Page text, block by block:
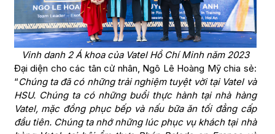
Vinh danh 2 Á khoa của Vatel Hồ Chí Minh năm 2023
Đại diện cho các tân cử nhân, Ngô Lê Hoàng Mỹ chia sẻ:
“Chúng ta đã có những trải nghiệm tuyệt vời tại Vatel và
HSU. Chúng ta có những buổi thực hành tại nhà hàng
Vatel, mặc đồng phục bếp và nấu bữa ăn tối đẳng cấp
đầu tiên. Chúng ta nhớ những lúc phục vụ khách tại nhà